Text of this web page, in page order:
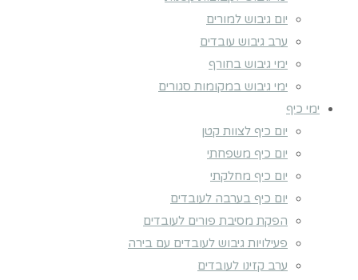
יום גיבוש למורים
ערב גיבוש עובדים
ימי גיבוש בחורף
ימי גיבוש במקומות סגורים
ימי כיף
יום כיף לצוות קטן
יום כיף משפחתי
יום כיף מחלקתי
יום כיף בערבה לעובדים
הפקת מסיבת פורים לעובדים
פעילויות גיבוש לעובדים עם בירה
ערב קזינו לעובדים